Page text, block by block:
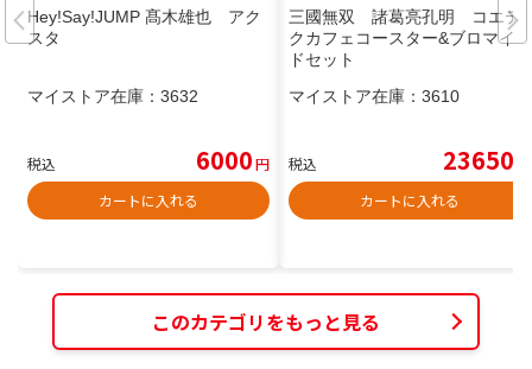
Hey!Say!JUMP 髙木雄也 アク
スタ
マイストア在庫： 3632
税込 6000円
カートに入れる
三國無双 諸葛亮孔明 コエテ
クカフェコースター&ブロマイ
ドセット
マイストア在庫： 3610
税込 23650
カートに入れる
このカテゴリをもっと見る